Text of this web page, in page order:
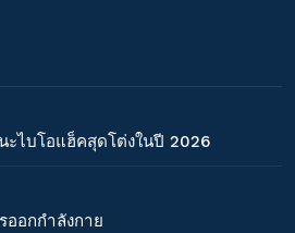
ไบโอแฮ็คสุดโต่งในปี 2026
อกกำลังกาย